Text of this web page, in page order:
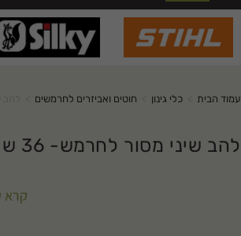
עמוד הבית כלי גינון חוטים ואביזרים לחרמשים
להב שיני מסור לחרמש- 36 שיניים של STIHL
קרא